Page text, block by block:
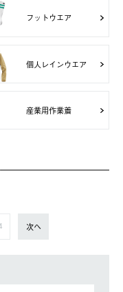
フットウエア
個人レインウエア
産業用作業着
次へ